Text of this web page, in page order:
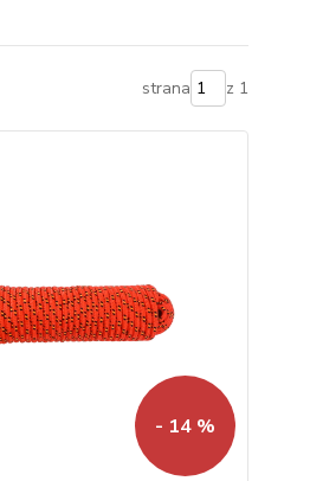
strana z 1
- 14 %